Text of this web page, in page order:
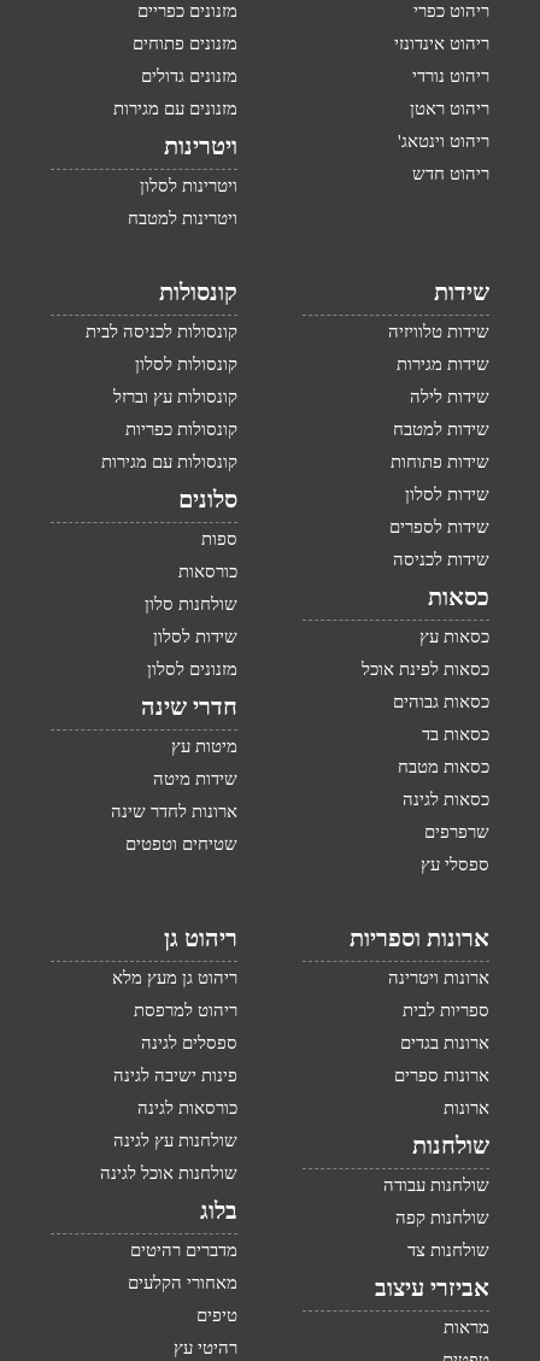
ריהוט כפרי
ריהוט אינדונזי
ריהוט נורדי
ריהוט ראטן
ריהוט וינטאג'
ריהוט חדש
מזנונים כפריים
מזנונים פתוחים
מזנונים גדולים
מזנונים עם מגירות
ויטרינות
ויטרינות לסלון
ויטרינות למטבח
שידות
שידות טלוויזיה
שידות מגירות
שידות לילה
שידות למטבח
שידות פתוחות
שידות לסלון
שידות לספרים
שידות לכניסה
כסאות
כסאות עץ
כסאות לפינת אוכל
כסאות גבוהים
כסאות בד
כסאות מטבח
כסאות לגינה
שרפרפים
ספסלי עץ
קונסולות
קונסולות לכניסה לבית
קונסולות לסלון
קונסולות עץ וברזל
קונסולות כפריות
קונסולות עם מגירות
סלונים
ספות
כורסאות
שולחנות סלון
שידות לסלון
מזנונים לסלון
חדרי שינה
מיטות עץ
שידות מיטה
ארונות לחדר שינה
שטיחים וטפטים
ארונות וספריות
ארונות ויטרינה
ספריות לבית
ארונות בגדים
ארונות ספרים
ארונות
שולחנות
שולחנות עבודה
שולחנות קפה
שולחנות צד
אביזרי עיצוב
מראות
ריהוט גן
ריהוט גן מעץ מלא
ריהוט למרפסת
ספסלים לגינה
פינות ישיבה לגינה
כורסאות לגינה
שולחנות עץ לגינה
שולחנות אוכל לגינה
בלוג
מדברים רהיטים
מאחורי הקלעים
טיפים
רהיטי עץ